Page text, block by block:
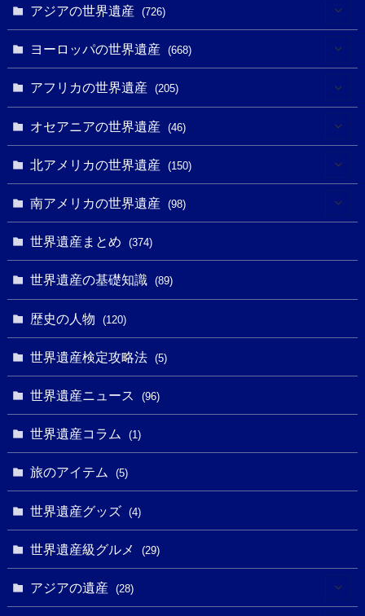
アジアの世界遺産 (726)
(6)
(10)
(10)
(5)
(18)
(3)
ヨーロッパの世界遺産 (668)
(4)
(3)
(1)
(43)
(4)
(2)
アフリカの世界遺産 (205)
(8)
(1)
(32)
(13)
(2)
(1)
オセアニアの世界遺産 (46)
(25)
(6)
(1)
北アメリカの世界遺産 (150)
(31)
(27)
(10)
南アメリカの世界遺産 (98)
(4)
(9)
(3)
(5)
(19)
世界遺産まとめ (374)
世界遺産の基礎知識 (89)
歴史の人物 (120)
世界遺産検定攻略法 (5)
世界遺産ニュース (96)
世界遺産コラム (1)
旅のアイテム (5)
世界遺産グッズ (4)
世界遺産級グルメ (29)
アジアの遺産 (28)